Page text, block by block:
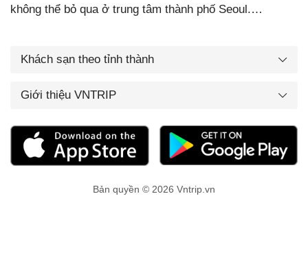
không thể bỏ qua ở trung tâm thành phố Seoul.…
Khách sạn theo tỉnh thành
Giới thiệu VNTRIP
Bản quyền © 2026 Vntrip.vn